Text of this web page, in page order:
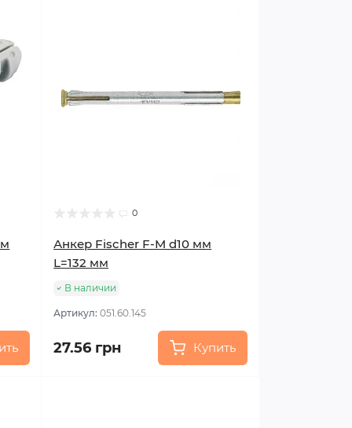
0
Анкер Fischer F-M d10 мм
L=132 мм
В наличии
Артикул:051.60.145
27.56 грн Купить